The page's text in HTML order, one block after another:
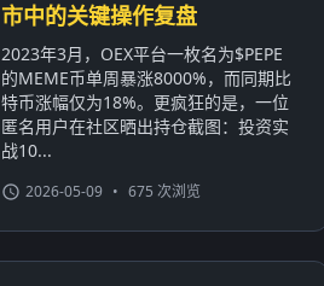
市中的关键操作复盘
2023年3月，OEX平台一枚名为$PEPE
的MEME币单周暴涨8000%，而同期比
特币涨幅仅为18%。更疯狂的是，一位
匿名用户在社区晒出持仓截图：投资实
战10...
2026-05-09 • 675 次浏览